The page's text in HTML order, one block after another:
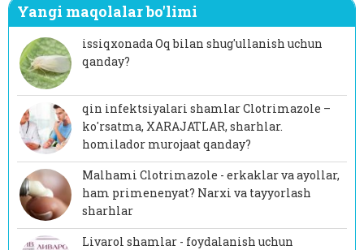
Yangi maqolalar bo'limi
issiqxonada Oq bilan shug'ullanish uchun
qanday?
qin infektsiyalari shamlar Clotrimazole –
ko'rsatma, XARAJATLAR, sharhlar.
homilador murojaat qanday?
Malhami Clotrimazole - erkaklar va ayollar,
ham primenenyat? Narxi va tayyorlash
sharhlar
Livarol shamlar - foydalanish uchun